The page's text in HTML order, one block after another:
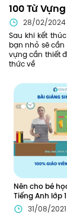
100 Từ
28/02/2024
Sau khi kết
bạn nhỏ sẽ
vựng cần thiết
thức về
Nên cho bé
Tiếng Anh lớp
phương pháp
31/08/2021